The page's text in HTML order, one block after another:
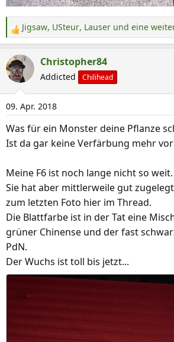
R
e
a
k
t
i
o
n
n
Jigsaw, USteur, Lauser und eine
Christopher84
Addicted Chilihead
09. Apr. 2018
Was für ein Monster deine Pflanze
Ist da gar keine Verfärbung mehr
Meine F6 ist noch lange nicht so weit.
Sie hat aber mittlerweile gut
zum letzten Foto hier im Thread.
Die Blattfarbe ist in der Tat eine
grüner Chinense und der fast
PdN.
Der Wuchs ist toll bis jetzt...